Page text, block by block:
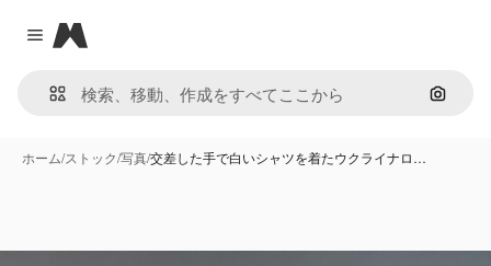
Close menu
Magnific
画像で
ホーム/ストック/写真/交差した手で白いシャツを着たウクライナロ…